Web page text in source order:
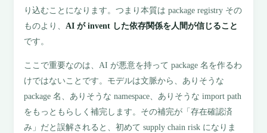
り込むことになります。つまり本質は package registry その
ものより、 AI が invent した依存関係を人間が信じること
です。
ここで重要なのは、AI が悪意を持って package 名を作るわ
けではないことです。モデルは文脈から、ありそうな
package 名、ありそうな namespace、ありそうな import path
をもっともらしく補完します。その補完が「存在確認済
み」だと誤解されると、初めて supply chain risk になりま